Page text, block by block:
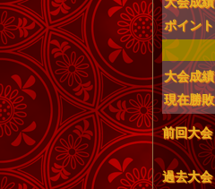
ポイント
大会成績
現在勝敗
前回大会
過去大会